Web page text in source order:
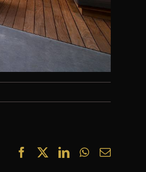
FacebookLinkedInWhatsApp
E-